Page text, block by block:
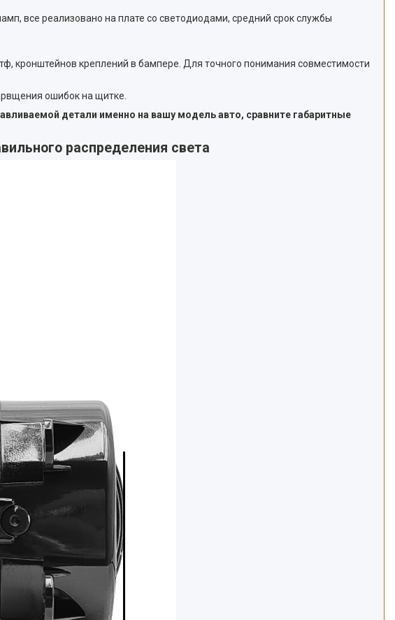
все реализовано на плате со светодиодами, средний срок службы
кронштейнов креплений в бампере. Для точного понимания совместимости
ошибок на щитке.
детали именно на вашу модель авто, сравните габаритные
распределения света